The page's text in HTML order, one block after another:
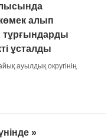
алып
тұрғындарды
ұсталды
ауылдық округінің
»